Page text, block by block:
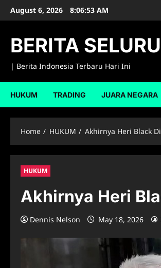
SkipAugust 6, 2026 8:06:54 AM
BERITA
| Berita Indonesia Terbaru Hari Ini
HUKUM TRADING JUARA NEGARA
Home HUKUM Akhirnya Heri Black
HUKUM
Akhirnya Heri
Dennis Nelson May 18, 2026